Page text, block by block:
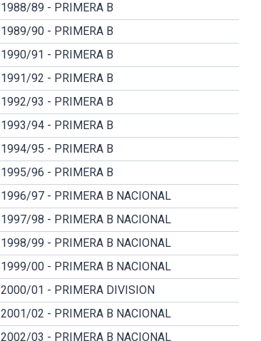
1988/89 - PRIMERA B
1989/90 - PRIMERA B
1990/91 - PRIMERA B
1991/92 - PRIMERA B
1992/93 - PRIMERA B
1993/94 - PRIMERA B
1994/95 - PRIMERA B
1995/96 - PRIMERA B
1996/97 - PRIMERA B NACIONAL
1997/98 - PRIMERA B NACIONAL
1998/99 - PRIMERA B NACIONAL
1999/00 - PRIMERA B NACIONAL
2000/01 - PRIMERA DIVISION
2001/02 - PRIMERA B NACIONAL
2002/03 - PRIMERA B NACIONAL